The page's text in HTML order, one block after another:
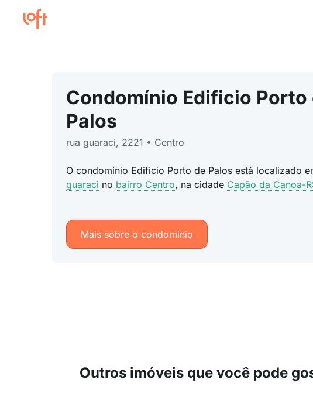
Condomínio Edificio Porto
Palos
rua guaraci, 2221 • Centro
O condomínio Edificio Porto de Palos está localizado
guaraci no bairro Centro, na cidade Capão da Canoa-
Mais sobre o condomínio
Outros imóveis que você pode